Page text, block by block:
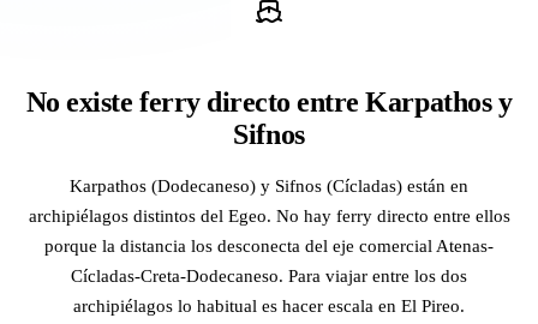
No existe ferry directo entre Karpathos y
Sifnos
Karpathos (Dodecaneso) y Sifnos (Cícladas) están en
archipiélagos distintos del Egeo. No hay ferry directo entre ellos
porque la distancia los desconecta del eje comercial Atenas-
Cícladas-Creta-Dodecaneso. Para viajar entre los dos
archipiélagos lo habitual es hacer escala en El Pireo.